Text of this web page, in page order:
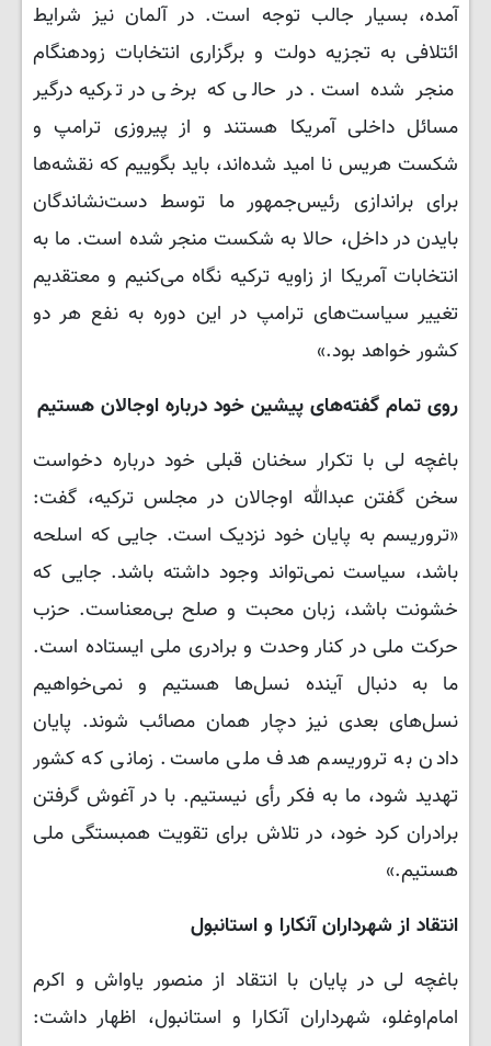
آمده، بسیار جالب توجه است. در آلمان نیز شرایط
ائتلافی به تجزیه دولت و برگزاری انتخابات زودهنگام
منجر شده است. در حالی که برخی در ترکیه درگیر
مسائل داخلی آمریکا هستند و از پیروزی ترامپ و
شکست هریس نا امید شده‌اند، باید بگوییم که نقشه‌ها
برای براندازی رئیس‌جمهور ما توسط دست‌نشاندگان
بایدن در داخل، حالا به شکست منجر شده است. ما به
انتخابات آمریکا از زاویه ترکیه نگاه می‌کنیم و معتقدیم
تغییر سیاست‌های ترامپ در این دوره به نفع هر دو
کشور خواهد بود.»
روی تمام گفته‌های پیشین خود درباره اوجالان هستیم
باغچه لی با تکرار سخنان قبلی خود درباره دخواست
سخن گفتن عبدالله اوجالان در مجلس ترکیه، گفت:
«تروریسم به پایان خود نزدیک است. جایی که اسلحه
باشد، سیاست نمی‌تواند وجود داشته باشد. جایی که
خشونت باشد، زبان محبت و صلح بی‌معناست. حزب
حرکت ملی در کنار وحدت و برادری ملی ایستاده است.
ما به دنبال آینده نسل‌ها هستیم و نمی‌خواهیم
نسل‌های بعدی نیز دچار همان مصائب شوند. پایان
دادن به تروریسم هدف ملی ماست. زمانی که کشور
تهدید شود، ما به فکر رأی نیستیم. با در آغوش گرفتن
برادران کرد خود، در تلاش برای تقویت همبستگی ملی
هستیم.»
انتقاد از شهرداران آنکارا و استانبول
باغچه لی در پایان با انتقاد از منصور یاواش و اکرم
امام‌اوغلو، شهرداران آنکارا و استانبول، اظهار داشت: